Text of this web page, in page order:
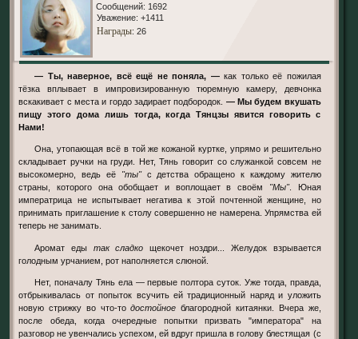
Сообщений: 1692
Уважение: +1411
Награды: 26
— Ты, наверное, всё ещё не поняла, —как только её пожилая
тёзка вплывает в импровизированную тюремную камеру, девчонка
вскакивает с места и гордо задирает подбородок. — Мы будем вкушать
пищу этого дома лишь тогда, когда Тянцзы явится говорить с
Нами!
Она, утопающая всё в той же кожаной куртке, упрямо и решительно
складывает ручки на груди. Нет, Тянь говорит со служанкой совсем не
высокомерно, ведь её
"ты"с детства обращено к каждому жителю
страны, которого она обобщает и воплощает в своём "Мы". Юная
императрица не испытывает негатива к этой почтенной женщине, но
принимать приглашение к столу совершенно не намерена. Упрямства ей
теперь не занимать.
Аромат еды так сладко щекочет ноздри... Желудок взрывается
голодным урчанием, рот наполняется слюной.
Нет, поначалу Тянь ела — первые полтора суток. Уже тогда, правда,
отбрыкивалась от попыток всучить ей традиционный наряд и уложить
новую стрижку во что-тодостойное благородной китаянки. Вчера же,
после обеда, когда очередные попытки призвать "императора" на
разговор не увенчались успехом, ей вдруг пришла в голову блестящая (с